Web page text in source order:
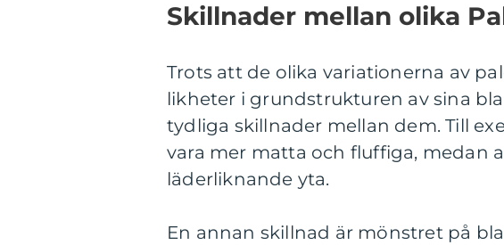
Skillnader mellan olika
Trots att de olika variationerna av
likheter i grundstrukturen av sina
tydliga skillnader mellan dem. Till
vara mer matta och fluffiga, medan
läderliknande yta.
En annan skillnad är mönstret på